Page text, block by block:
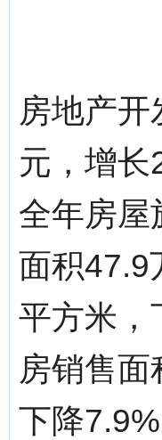
房地产
元，增
全年房屋
面积47.9
平方米，
房销售
下降